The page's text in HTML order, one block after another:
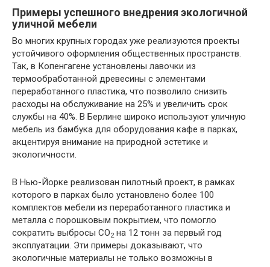
Примеры успешного внедрения экологичной
уличной мебели
Во многих крупных городах уже реализуются проекты
устойчивого оформления общественных пространств.
Так, в Копенгагене установлены лавочки из
термообработанной древесины с элементами
переработанного пластика, что позволило снизить
расходы на обслуживание на 25% и увеличить срок
службы на 40%. В Берлине широко используют уличную
мебель из бамбука для оборудования кафе в парках,
акцентируя внимание на природной эстетике и
экологичности.
В Нью-Йорке реализован пилотный проект, в рамках
которого в парках было установлено более 100
комплектов мебели из переработанного пластика и
металла с порошковым покрытием, что помогло
сократить выбросы CO2 на 12 тонн за первый год
эксплуатации. Эти примеры доказывают, что
экологичные материалы не только возможны в